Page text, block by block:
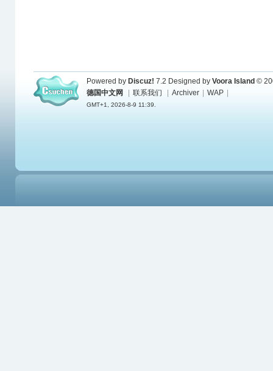
Powered by Discuz! 7.2 Designed by Voora Island ©
德国中文网
联系我们 Archiver WAP
GMT+1, 2026-8-9 11:39.